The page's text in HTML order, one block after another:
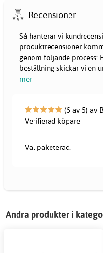
Recensioner
Så hanterar vi
produktrecensioner
genom följande process:
beställning skickar vi en
mer
(5 av 5) av
Verifierad köpare
Väl paketerad.
Andra produkter i